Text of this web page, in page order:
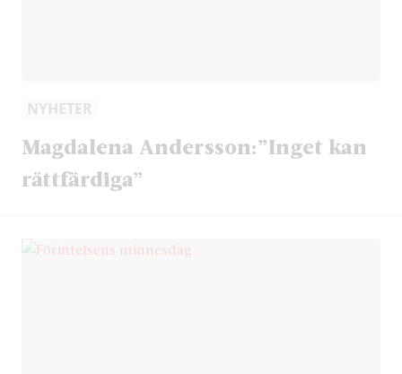
NYHETER
Magdalena Andersson:”Inget kan
rättfärdiga”